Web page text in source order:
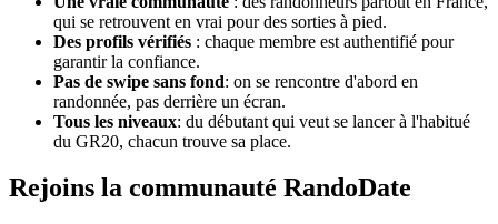
qui se retrouvent en vrai pour des sorties à pied.
Des profils vérifiés : chaque membre est authentifié pour
garantir la confiance.
Pas de swipe sans fond: on se rencontre d'abord en
randonnée, pas derrière un écran.
Tous les niveaux: du débutant qui veut se lancer à l'habitué
du GR20, chacun trouve sa place.
Rejoins la communauté RandoDate